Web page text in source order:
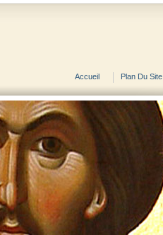
Plan Du Site
Accueil